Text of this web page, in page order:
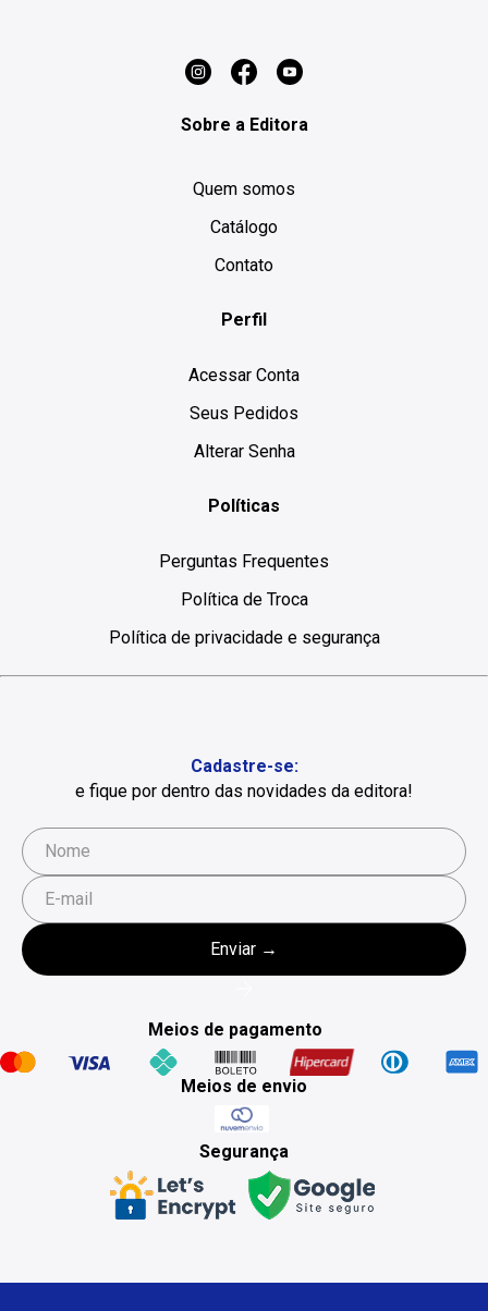
Sobre a Editora
Quem somos
Catálogo
Contato
Perfil
Acessar Conta
Seus Pedidos
Alterar Senha
Políticas
Perguntas Frequentes
Política de Troca
Política de privacidade e segurança
Cadastre-se:
e fique por dentro das novidades da editora!
Meios de pagamento
Meios de envio
Segurança